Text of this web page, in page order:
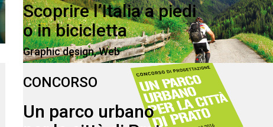
Scoprire l’Italia a piedi
o in bicicletta
Graphic design,Web
CONCORSO
Un parco urbano